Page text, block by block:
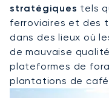
stratégiques tels
ferroviaires et des
dans des lieux où
de mauvaise
plateformes de
plantations de